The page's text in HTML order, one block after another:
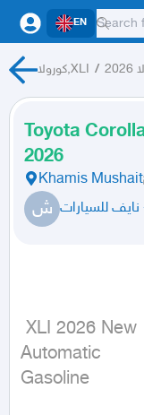
EN
كورولا,XLI /
Toyota
2026
Khamis Mushait
ش للسيارات
Automatic
Gasoline